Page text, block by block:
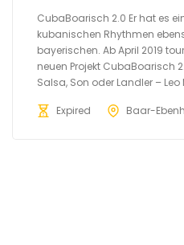
CubaBoarisch 2.0 Er hat es
kubanischen Rhythmen
bayerischen. Ab April 2019
neuen Projekt CubaBoarisch
Salsa, Son oder Landler – Leo
Expired Baar-